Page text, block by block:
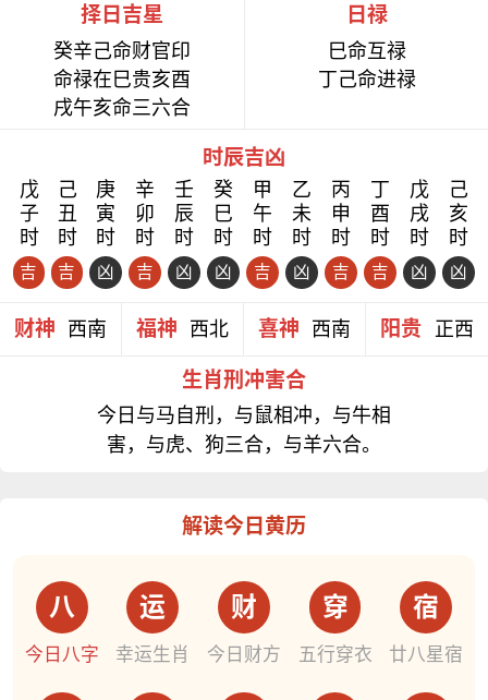
择日吉星
癸辛己命财官印
命禄在巳贵亥酉
戌午亥命三六合
日禄
巳命互禄
丁己命进禄
时辰吉凶
戊
子
时
吉
己
丑
时
吉
庚
寅
时
凶
辛
卯
时
吉
壬
辰
时
凶
癸
巳
时
凶
甲
午
时
吉
乙
未
时
凶
丙
申
时
吉
丁
酉
时
吉
戊
戌
时
凶
己
亥
时
凶
财神 西南 福神 西北 喜神 西南 阳贵 正西
生肖刑冲害合
今日与马自刑，与鼠相冲，与牛相
害，与虎、狗三合，与羊六合。
解读今日黄历
八
今日八字
运
幸运生肖
财
今日财方
穿
五行穿衣
宿
廿八星宿